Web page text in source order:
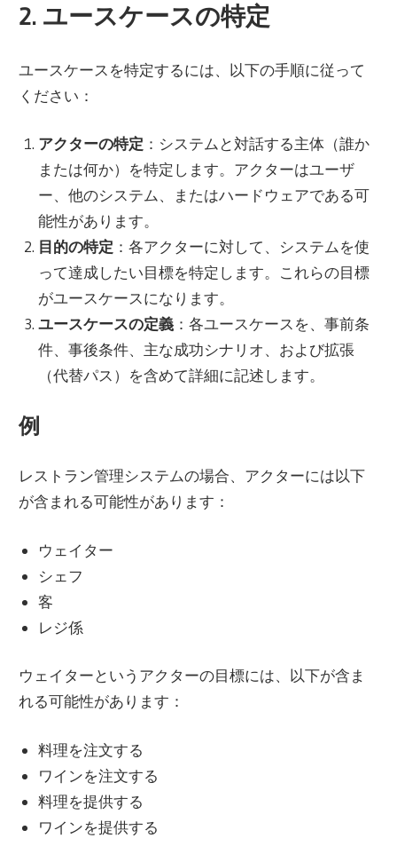
2. ユースケースの特定
ユースケースを特定するには、以下の手順に従って
ください：
アクターの特定 ：システムと対話する主体（誰か
または何か）を特定します。アクターはユーザ
ー、他のシステム、またはハードウェアである可
能性があります。
目的の特定 ：各アクターに対して、システムを使
って達成したい目標を特定します。これらの目標
がユースケースになります。
ユースケースの定義：各ユースケースを、事前条
件、事後条件、主な成功シナリオ、および拡張
（代替パス）を含めて詳細に記述します。
例
レストラン管理システムの場合、アクターには以下
が含まれる可能性があります：
ウェイター
シェフ
客
レジ係
ウェイターというアクターの目標には、以下が含ま
れる可能性があります：
料理を注文する
ワインを注文する
料理を提供する
ワインを提供する